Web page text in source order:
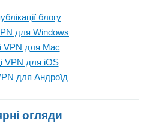
блогу
для Windows
VPN для Mac
VPN для iOS
для Андроїд
огляди